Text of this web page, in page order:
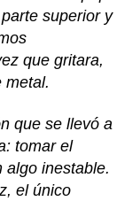
superior y
que gritara,
metal.
que se llevó a
tomar el
algo inestable.
el único